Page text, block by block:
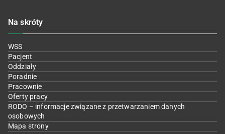
Na skróty
WSS
Pacjent
Oddziały
Poradnie
Pracownie
Oferty pracy
RODO – informacje związane z przetwarzaniem danych
osobowych
Mapa strony